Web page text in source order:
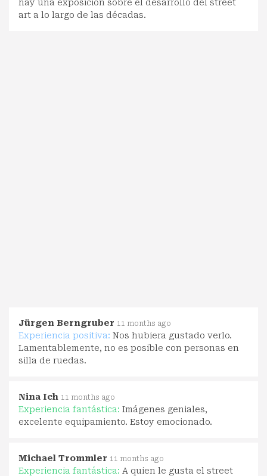
hay una exposición sobre el desarrollo del street
art a lo largo de las décadas.
Jürgen Berngruber 11 months ago
Experiencia positiva: Nos hubiera gustado verlo.
Lamentablemente, no es posible con personas en
silla de ruedas.
Nina Ich 11 months ago
Experiencia fantástica: Imágenes geniales,
excelente equipamiento. Estoy emocionado.
Michael Trommler 11 months ago
Experiencia fantástica: A quien le gusta el street